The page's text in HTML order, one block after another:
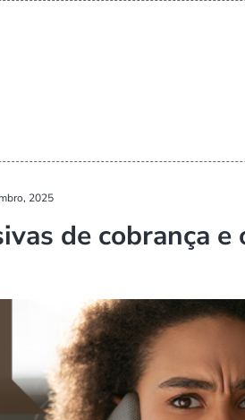
2025
de cobrança